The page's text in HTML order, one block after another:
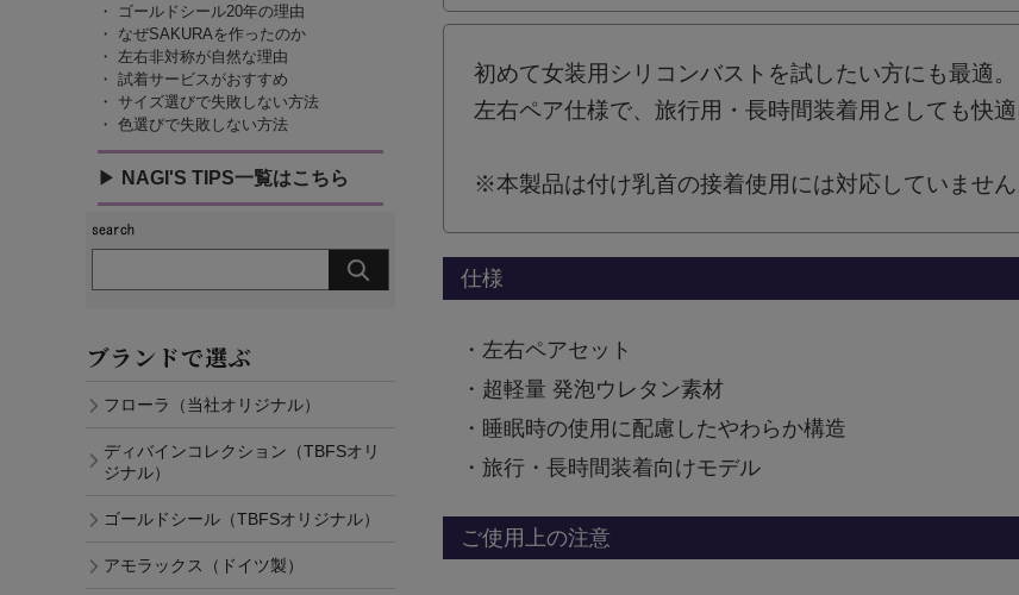
初めて女装用シリコンバストを試したい方にも最適。
左右ペア仕様で、旅行用・長時間装着用としても快適
※本製品は付け乳首の接着使用には対応していませ
仕様
・左右ペアセット
・超軽量 発泡ウレタン素材
・睡眠時の使用に配慮したやわらか構造
・旅行・長時間装着向けモデル
ご使用上の注意
・
ゴールドシール20年の理由
・
なぜSAKURAを作ったのか
・ 左右非対称が自然な理由
・ 試着サービスがおすすめ
・
サイズ選びで失敗しない方法
・ 色選びで失敗しない方法
▶ NAGI'S TIPS一覧はこちら
ブランドで選ぶ
フローラ（当社オリジナル）
ディバインコレクション（TBFSオリ
ジナル）
ゴールドシール（TBFSオリジナル）
アモラックス（ドイツ製）